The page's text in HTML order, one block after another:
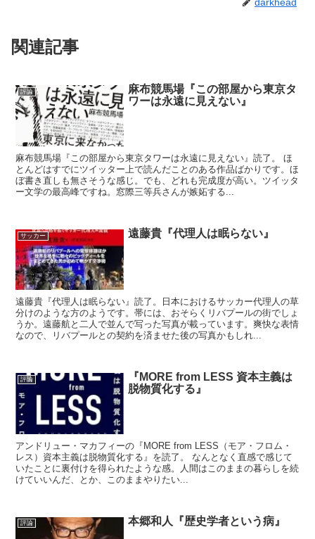
darkhead
関連記事
評論
麻布競馬場『この部屋から東京タ
ワーは永遠に見えない』
麻布競馬場『この部屋から東京タワーは永遠に見えない』読了。 ほ
とんどはすでにツイッター上で読んだことのある作品ばかりです。ほ
ぼ書き直しも無さそうな感じ。でも、どれも完成度が高い。ツイッタ
ー文学の最高峰ですね。窓際三等兵さんが嫉妬する...
サッカー 遠藤貴『代理人は眠らない』
遠藤貴『代理人は眠らない』読了。日本におけるサッカー代理人の草
分けのような方のようです。帯には、おそらくリバプールの街でしょ
うか。遠藤航と二人で並んで写った写真が載っています。爽快な表情
なので、リバプールとの契約を済ませた後の写真かもしれ...
評論
『MORE from LESS 資本主義は
脱物質化する』
アンドリュー・マカフィーの『MORE from LESS（モア・フロム・
レス）資本主義は脱物質化する』を読了。 なんとなく直感で感じて
いたことに裏付けを得られたような感。人間はこのままの暮らしを続
けていいんだ、とか、このままやりたい...
評論 本郷和人『歴史学者という病』